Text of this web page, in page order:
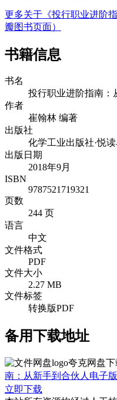
更多关于《投行职业进阶
瓣图书页面）
书籍信息
书名
投行职业进阶指南：
作者
崔翰林 编著
出版社
化学工业出版社·悦
出版日期
2018年9月
ISBN
9787521719321
页数
244 页
语言
中文
文件格式
PDF
文件大小
2.27 MB
文件标签
转换版PDF
备用下载地址
夸克网盘下
南：从新手到合伙人电子
立即下载